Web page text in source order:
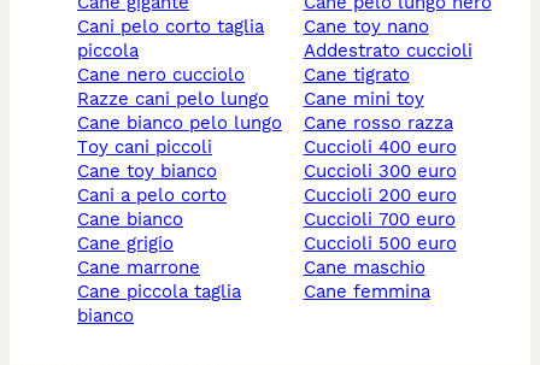
cani pelo corto taglia
piccola
cane nero cucciolo
razze cani pelo lungo
cane bianco pelo lungo
toy cani piccoli
cane toy bianco
cani a pelo corto
cane bianco
cane grigio
cane marrone
cane piccola taglia
bianco
cane toy nano
addestrato cuccioli
cane tigrato
cane mini toy
cane rosso razza
cuccioli 400 euro
cuccioli 300 euro
cuccioli 200 euro
cuccioli 700 euro
cuccioli 500 euro
cane maschio
cane femmina